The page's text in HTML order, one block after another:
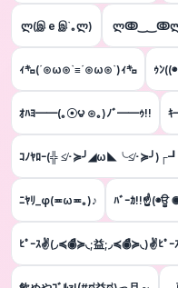
ლ(இ e இ`｡ლ)
ｨ㌔(´⊙ω⊙`≡´⊙ω⊙`)ｨ㌔ ｩﾝ
ｵﾊﾖ━━(｡☉౪ ⊙｡)ﾉﾞ━━ｩ!! ｷ
ｺﾉﾔﾛｰ(╬ ≰･≽╯◢ω◣╰≰･
ﾆﾔﾘ_φ(≖ω≖｡)♪ ﾊﾞｰｶ!!☝(◉ਊ
ﾋﾟｰｽ✌(◞≼◉ื≽◟​;益;◞≼◉ื≽◟)✌ﾋﾟｰ